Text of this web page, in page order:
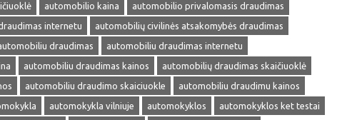
automobilio kaina
automobilio privalomasis draudimas
internetu
automobilių civilinės atsakomybės draudimas
draudimas
automobiliu draudimas internetu
automobiliu draudimas kainos
automobilių draudimas skaičiuoklė
automobiliu draudimo skaiciuokle
automobiliu draudimu kainos
automokykla vilniuje automokyklos
automokyklos ket testai